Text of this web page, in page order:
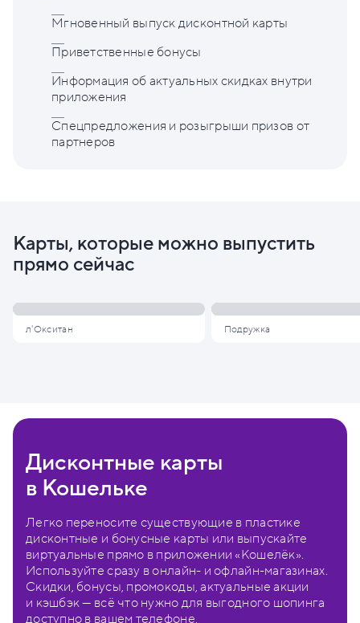
Мгновенный выпуск дисконтной карты
Приветственные бонусы
Информация об актуальных скидках внутри
приложения
Спецпредложения и розыгрыши призов от
партнеров
Карты, которые можно выпустить
прямо сейчас
л'Окситан Подружка
Дисконтные карты
в Кошельке
Легко переносите существующие в пластике
дисконтные и бонусные карты или выпускайте
виртуальные прямо в приложении «Кошелёк».
Используйте сразу в онлайн- и офлайн-магазинах.
Скидки, бонусы, промокоды, актуальные акции
и кэшбэк — всё что нужно для выгодного шопинга
доступно в вашем телефоне.